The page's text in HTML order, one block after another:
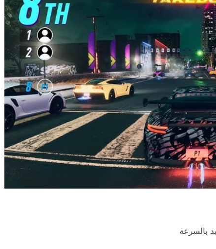
بالسرعة